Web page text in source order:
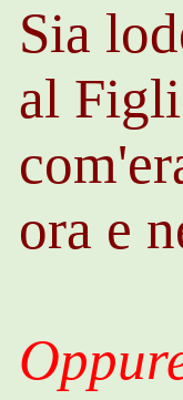
Sia
al
ora e